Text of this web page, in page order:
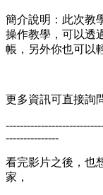
簡介說明：此次教
操作教學，可以透
帳，另外你也可以
更多資訊可直接詢
---------------
看完影片之後，也
家，